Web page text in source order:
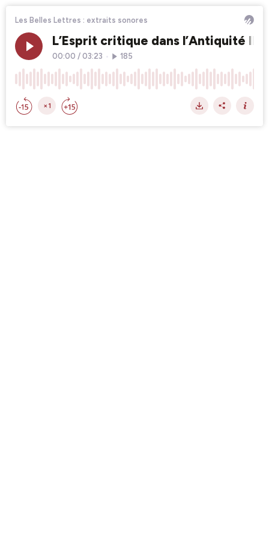
Les Belles Lettres : extraits sonores
L’Esprit critique dans l’Antiquité II.
00:00 / 03:23 185
×1